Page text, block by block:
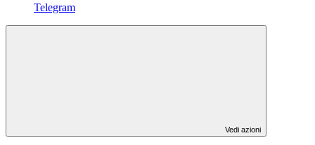
Telegram
Vedi azioni